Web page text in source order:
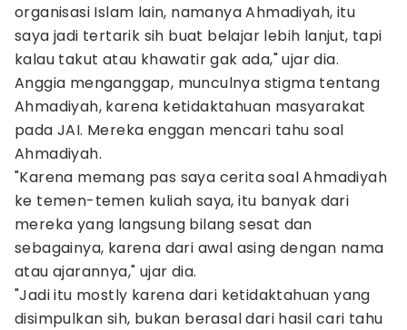
organisasi Islam lain, namanya Ahmadiyah, itu
saya jadi tertarik sih buat belajar lebih lanjut, tapi
kalau takut atau khawatir gak ada," ujar dia.
Anggia menganggap, munculnya stigma tentang
Ahmadiyah, karena ketidaktahuan masyarakat
pada JAI. Mereka enggan mencari tahu soal
Ahmadiyah.
"Karena memang pas saya cerita soal Ahmadiyah
ke temen-temen kuliah saya, itu banyak dari
mereka yang langsung bilang sesat dan
sebagainya, karena dari awal asing dengan nama
atau ajarannya," ujar dia.
"Jadi itu mostly karena dari ketidaktahuan yang
disimpulkan sih, bukan berasal dari hasil cari tahu